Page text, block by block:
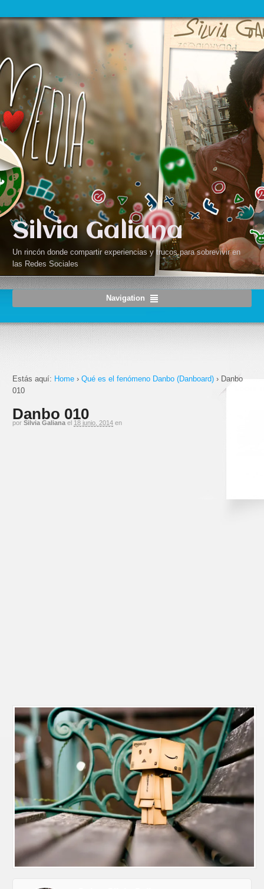
Silvia Galiana
Un rincón donde compartir experiencias y trucos para sobrevivir en
las Redes Sociales
Navigation
Estás aquí: Home › Qué es el fenómeno Danbo (Danboard) › Danbo
010
Danbo 010
por Silvia Galiana el 18 junio, 2014 en